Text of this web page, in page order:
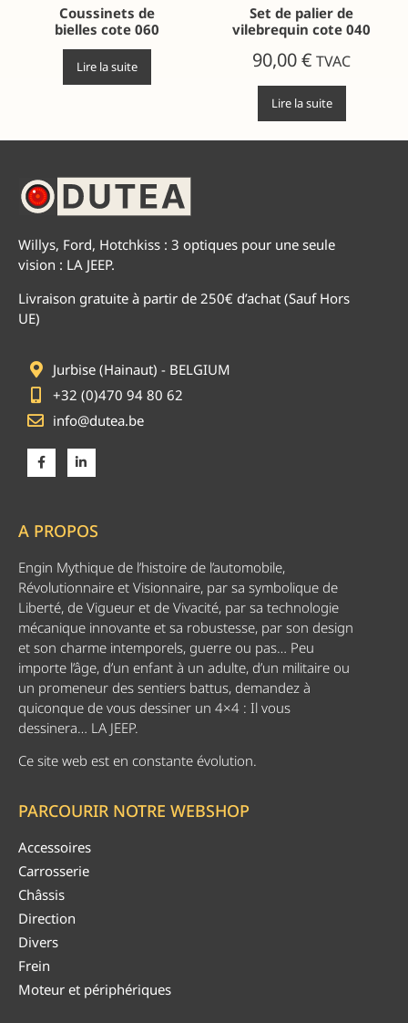
Coussinets de
bielles cote 060
Lire la suite
Set de palier de
vilebrequin cote 040
90,00€ TVAC
Lire la suite
Willys, Ford, Hotchkiss : 3 optiques pour une seule
vision : LA JEEP.
Livraison gratuite à partir de 250€ d’achat (Sauf Hors
UE)
Jurbise (Hainaut) - BELGIUM
+32 (0)470 94 80 62
info@dutea.be
A PROPOS
Engin Mythique de l’histoire de l’automobile,
Révolutionnaire et Visionnaire, par sa symbolique de
Liberté, de Vigueur et de Vivacité, par sa technologie
mécanique innovante et sa robustesse, par son design
et son charme intemporels, guerre ou pas… Peu
importe l’âge, d’un enfant à un adulte, d’un militaire ou
un promeneur des sentiers battus, demandez à
quiconque de vous dessiner un 4×4 : Il vous
dessinera… LA JEEP.
Ce site web est en constante évolution.
PARCOURIR NOTRE WEBSHOP
Accessoires
Carrosserie
Châssis
Direction
Divers
Frein
Moteur et périphériques